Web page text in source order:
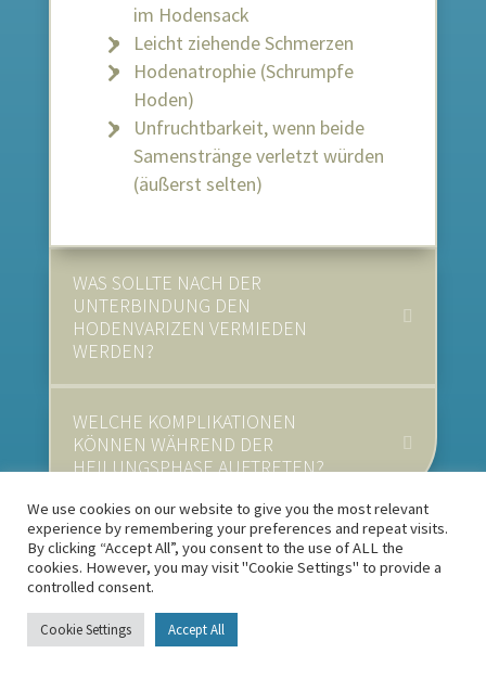
im Hodensack
Leicht ziehende Schmerzen
Hodenatrophie (Schrumpfe
Hoden)
Unfruchtbarkeit, wenn beide
Samenstränge verletzt würden
(äußerst selten)
WAS SOLLTE NACH DER
UNTERBINDUNG DEN
HODENVARIZEN VERMIEDEN
WERDEN?
WELCHE KOMPLIKATIONEN
KÖNNEN WÄHREND DER
HEILUNGSPHASE AUFTRETEN?
Wie können Sie
die Heilung
We use cookies on our website to give you the most relevant
experience by remembering your preferences and repeat visits.
By clicking “Accept All”, you consent to the use of ALL the
cookies. However, you may visit "Cookie Settings" to provide a
controlled consent.
Cookie Settings Accept All